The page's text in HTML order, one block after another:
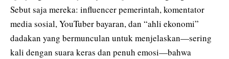
Sebut saja mereka: influencer pemerintah, komentator
media sosial, YouTuber bayaran, dan “ahli ekonomi”
dadakan yang bermunculan untuk menjelaskan—sering
kali dengan suara keras dan penuh emosi—bahwa